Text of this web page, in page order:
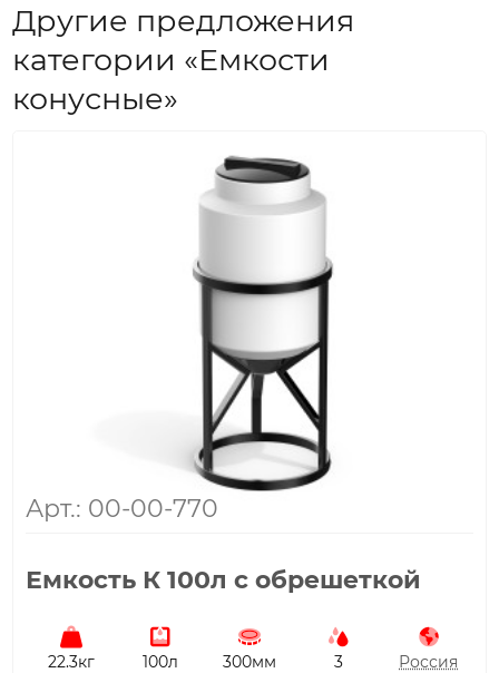
Другие предложения
категории «Емкости
конусные»
Арт.: 00-00-770
Емкость К 100л с обрешеткой
22.3кг 100л 300мм 3 Россия